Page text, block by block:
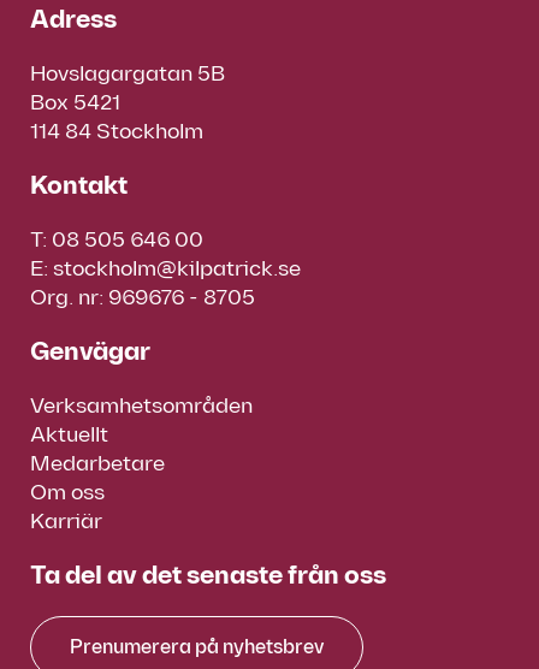
Adress
Hovslagargatan 5B
Box 5421
114 84 Stockholm
Kontakt
T: 08 505 646 00
E: stockholm@kilpatrick.se
Org. nr: 969676 - 8705
Genvägar
Verksamhetsområden
Aktuellt
Medarbetare
Om oss
Karriär
Ta del av det senaste från oss
Prenumerera på nyhetsbrev